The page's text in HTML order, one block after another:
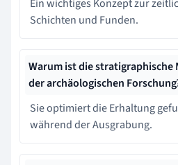
Ein wichtiges Konzept zur
Schichten und Funden.
Warum ist die stratigraphische
der archäologischen
Sie optimiert die Erhaltung
während der Ausgrabung.